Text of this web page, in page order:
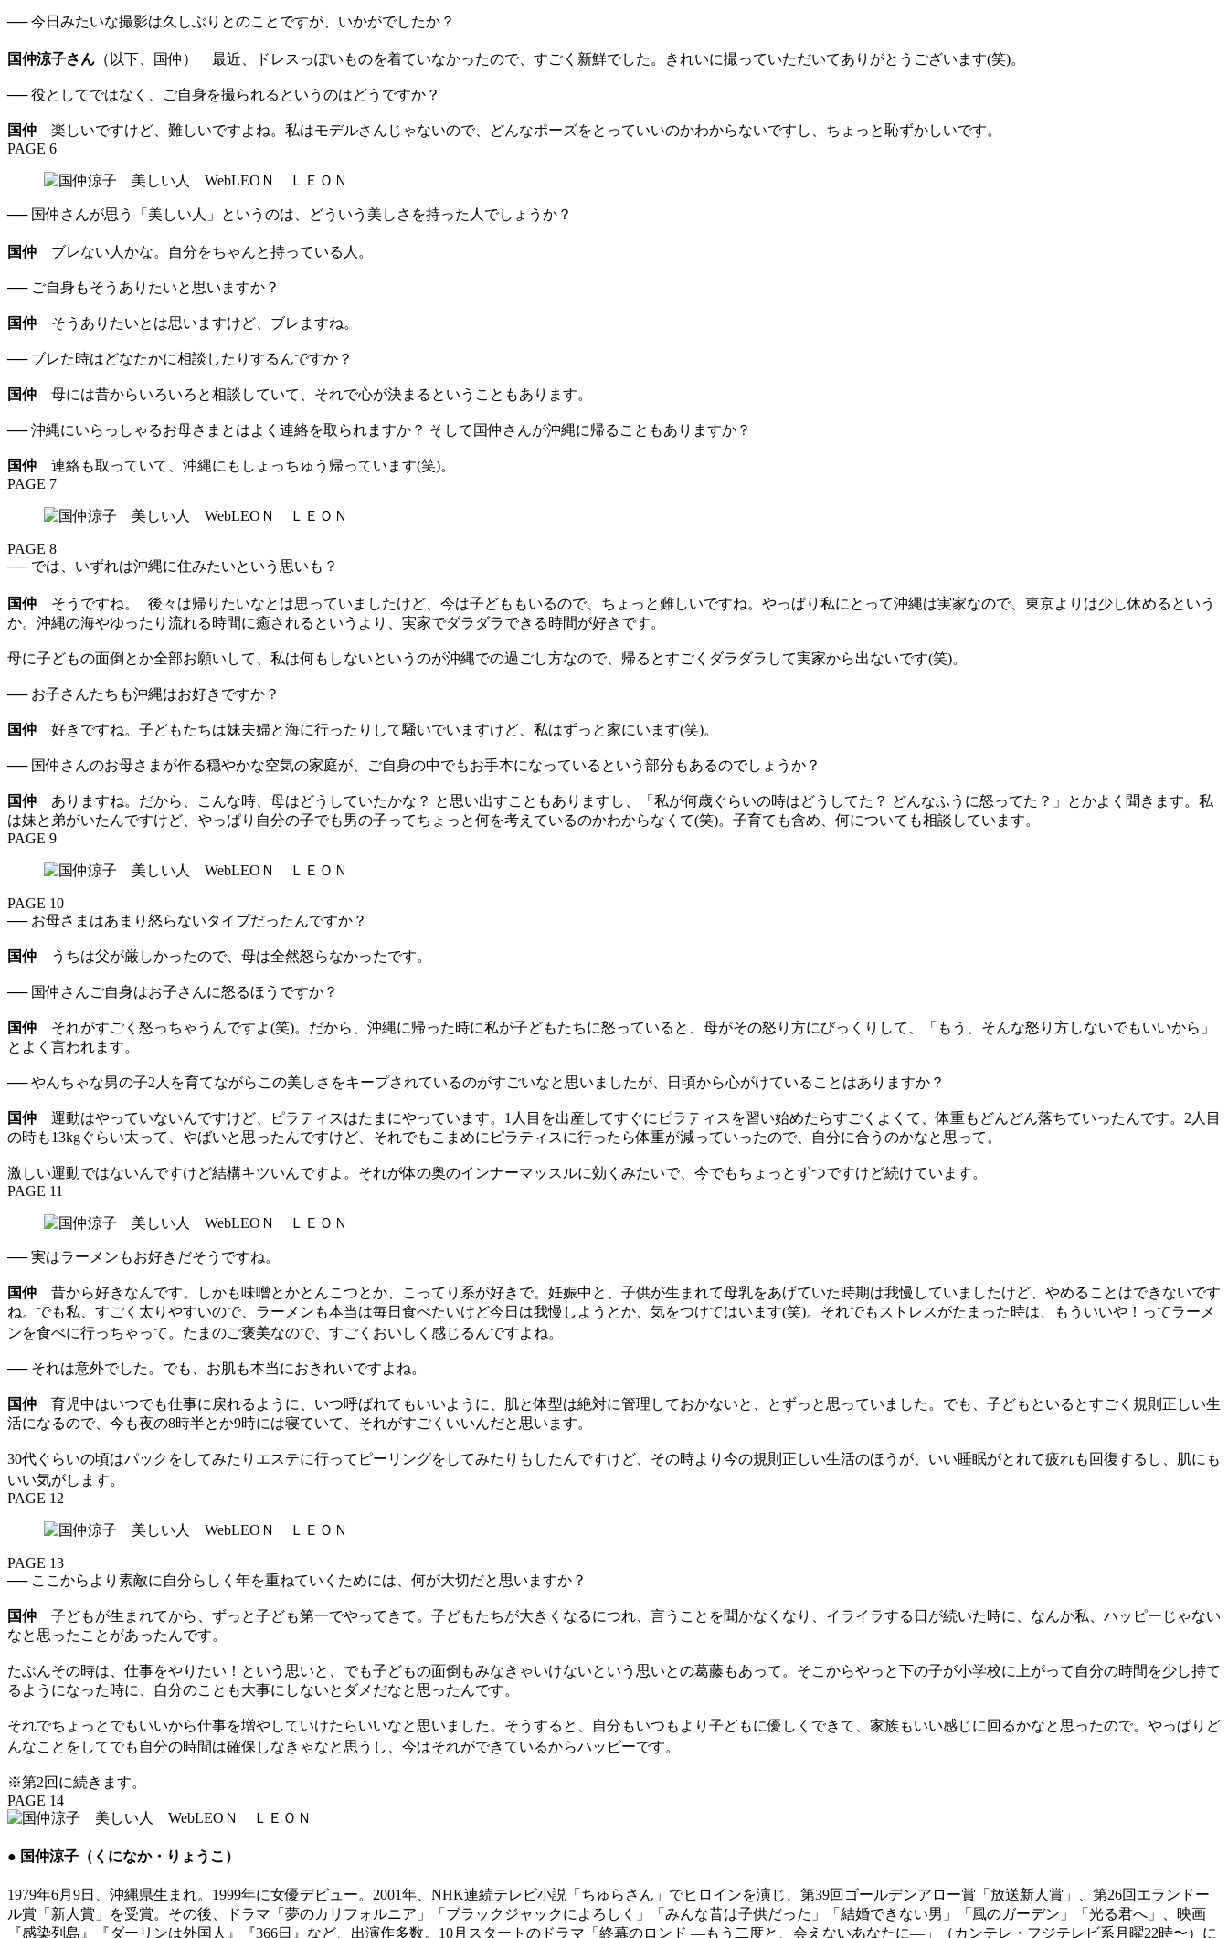
── 今日みたいな撮影は久しぶりとのことですが、いかがでしたか？
国仲涼子さん （以下、国仲） 最近、ドレスっぽいものを着ていなかったので、すごく新鮮でした。きれいに撮っていただいてありがとうございます(笑)。
── 役としてではなく、ご自身を撮られるというのはどうですか？
国仲 楽しいですけど、難しいですよね。私はモデルさんじゃないので、どんなポーズをとっていいのかわからないですし、ちょっと恥ずかしいです。
PAGE 6
── 国仲さんが思う「美しい人」というのは、どういう美しさを持った人でしょうか？
国仲 ブレない人かな。自分をちゃんと持っている人。
── ご自身もそうありたいと思いますか？
国仲 そうありたいとは思いますけど、ブレますね。
── ブレた時はどなたかに相談したりするんですか？
国仲 母には昔からいろいろと相談していて、それで心が決まるということもあります。
── 沖縄にいらっしゃるお母さまとはよく連絡を取られますか？ そして国仲さんが沖縄に帰ることもありますか？
国仲 連絡も取っていて、沖縄にもしょっちゅう帰っています(笑)。
PAGE 7
PAGE 8
── では、いずれは沖縄に住みたいという思いも？
国仲 そうですね。 後々は帰りたいなとは思っていましたけど、今は子どももいるので、ちょっと難しいですね。やっぱり私にとって沖縄は実家なので、東京よりは少し休めるという
か。沖縄の海やゆったり流れる時間に癒されるというより、実家でダラダラできる時間が好きです。
母に子どもの面倒とか全部お願いして、私は何もしないというのが沖縄での過ごし方なので、帰るとすごくダラダラして実家から出ないです(笑)。
── お子さんたちも沖縄はお好きですか？
国仲 好きですね。子どもたちは妹夫婦と海に行ったりして騒いでいますけど、私はずっと家にいます(笑)。
── 国仲さんのお母さまが作る穏やかな空気の家庭が、ご自身の中でもお手本になっているという部分もあるのでしょうか？
国仲 ありますね。だから、こんな時、母はどうしていたかな？ と思い出すこともありますし、「私が何歳ぐらいの時はどうしてた？ どんなふうに怒ってた？」とかよく聞きます。私
は妹と弟がいたんですけど、やっぱり自分の子でも男の子ってちょっと何を考えているのかわからなくて(笑)。子育ても含め、何についても相談しています。
PAGE 9
PAGE 10
── お母さまはあまり怒らないタイプだったんですか？
国仲 うちは父が厳しかったので、母は全然怒らなかったです。
── 国仲さんご自身はお子さんに怒るほうですか？
国仲 それがすごく怒っちゃうんですよ(笑)。だから、沖縄に帰った時に私が子どもたちに怒っていると、母がその怒り方にびっくりして、「もう、そんな怒り方しないでもいいから」
とよく言われます。
── やんちゃな男の子2人を育てながらこの美しさをキープされているのがすごいなと思いましたが、日頃から心がけていることはありますか？
国仲 運動はやっていないんですけど、ピラティスはたまにやっています。1人目を出産してすぐにピラティスを習い始めたらすごくよくて、体重もどんどん落ちていったんです。2人目
の時も13kgぐらい太って、やばいと思ったんですけど、それでもこまめにピラティスに行ったら体重が減っていったので、自分に合うのかなと思って。
激しい運動ではないんですけど結構キツいんですよ。それが体の奥のインナーマッスルに効くみたいで、今でもちょっとずつですけど続けています。
PAGE 11
── 実はラーメンもお好きだそうですね。
国仲 昔から好きなんです。しかも味噌とかとんこつとか、こってり系が好きで。妊娠中と、子供が生まれて母乳をあげていた時期は我慢していましたけど、やめることはできないです
ね。でも私、すごく太りやすいので、ラーメンも本当は毎日食べたいけど今日は我慢しようとか、気をつけてはいます(笑)。それでもストレスがたまった時は、もういいや！ってラーメ
ンを食べに行っちゃって。たまのご褒美なので、すごくおいしく感じるんですよね。
── それは意外でした。でも、お肌も本当におきれいですよね。
国仲 育児中はいつでも仕事に戻れるように、いつ呼ばれてもいいように、肌と体型は絶対に管理しておかないと、とずっと思っていました。でも、子どもといるとすごく規則正しい生
活になるので、今も夜の8時半とか9時には寝ていて、それがすごくいいんだと思います。
30代ぐらいの頃はパックをしてみたりエステに行ってピーリングをしてみたりもしたんですけど、その時より今の規則正しい生活のほうが、いい睡眠がとれて疲れも回復するし、肌にも
いい気がします。
PAGE 12
PAGE 13
── ここからより素敵に自分らしく年を重ねていくためには、何が大切だと思いますか？
国仲 子どもが生まれてから、ずっと子ども第一でやってきて。子どもたちが大きくなるにつれ、言うことを聞かなくなり、イライラする日が続いた時に、なんか私、ハッピーじゃない
なと思ったことがあったんです。
たぶんその時は、仕事をやりたい！という思いと、でも子どもの面倒もみなきゃいけないという思いとの葛藤もあって。そこからやっと下の子が小学校に上がって自分の時間を少し持て
るようになった時に、自分のことも大事にしないとダメだなと思ったんです。
それでちょっとでもいいから仕事を増やしていけたらいいなと思いました。そうすると、自分もいつもより子どもに優しくできて、家族もいい感じに回るかなと思ったので。やっぱりど
んなことをしてでも自分の時間は確保しなきゃなと思うし、今はそれができているからハッピーです。
※第2回に続きます。
PAGE 14
● 国仲涼子（くになか・りょうこ）
1979年6月9日、沖縄県生まれ。1999年に女優デビュー。2001年、NHK連続テレビ小説「ちゅらさん」でヒロインを演じ、第39回ゴールデンアロー賞「放送新人賞」、第26回エランドー
ル賞「新人賞」を受賞。その後、ドラマ「夢のカリフォルニア」「ブラックジャックによろしく」「みんな昔は子供だった」「結婚できない男」「風のガーデン」「光る君へ」、映画
『感染列島』『ダーリンは外国人』『366日』など、出演作多数。10月スタートのドラマ「終幕のロンド ―もう二度と、会えないあなたに―」（カンテレ・フジテレビ系月曜22時〜）に